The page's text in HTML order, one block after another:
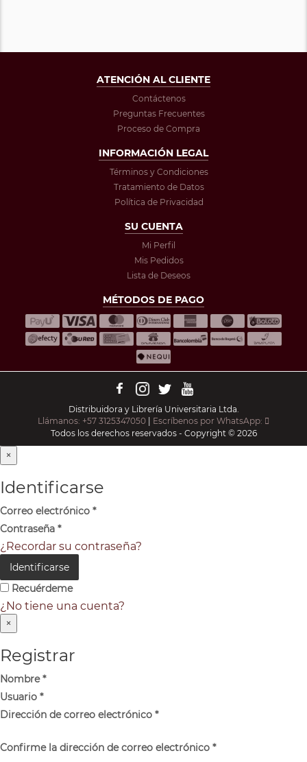
ATENCIÓN AL CLIENTE
Contáctenos
Preguntas Frecuentes
Proceso de Compra
INFORMACIÓN LEGAL
Términos y Condiciones
Tratamiento de Datos
Política de Privacidad
SU CUENTA
Mi Perfil
Mis Pedidos
Lista de Deseos
MÉTODOS DE PAGO
Distribuidora y Librería Universitaria Ltda.
Llámanos: +57 3125347050 | Escríbenos por WhatsApp:
Todos los derechos reservados - Copyright © 2026
×
Identificarse
Correo electrónico *
Contraseña *
¿Recordar su contraseña?
Identificarse
Recuérdeme
¿No tiene una cuenta?
×
Registrar
Nombre*
Usuario *
Dirección de correo electrónico *
Confirme la dirección de correo electrónico *